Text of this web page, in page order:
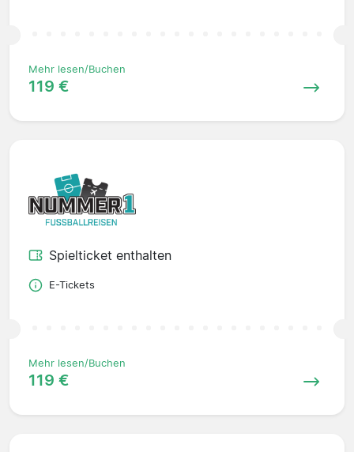
Mehr lesen/Buchen
119 €
Spielticket enthalten
E-Tickets
Mehr lesen/Buchen
119 €